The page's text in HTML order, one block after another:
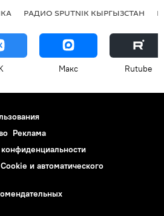
РАДИО SPUTNIK КЫРГЫЗСТАН
Макс Rutube
Реклама
и автоматического